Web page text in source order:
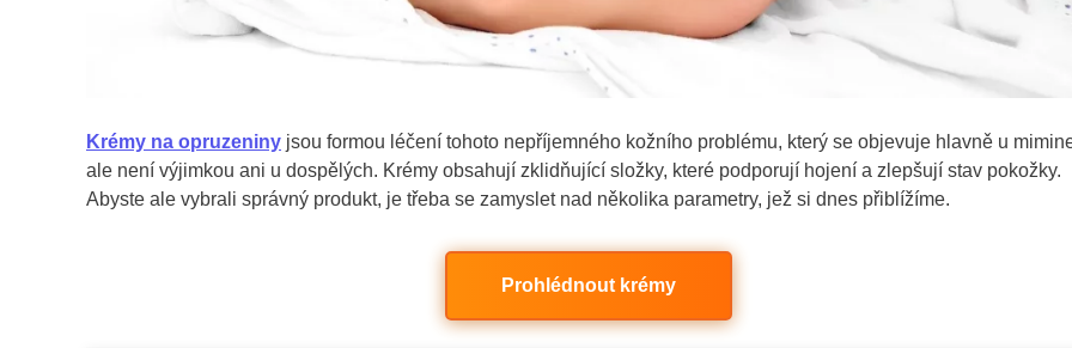
Krémy na opruzeniny jsou formou léčení tohoto nepříjemného kožního problému, který se objevuje hlavně u
ale není výjimkou ani u dospělých. Krémy obsahují zklidňující složky, které podporují hojení a zlepšují stav pokožky.
Abyste ale vybrali správný produkt, je třeba se zamyslet nad několika parametry, jež si dnes přiblížíme.
Prohlédnout krémy